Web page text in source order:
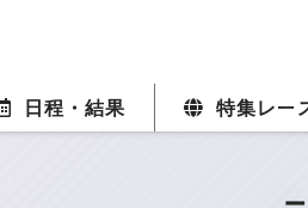
日程・結果 特集レー